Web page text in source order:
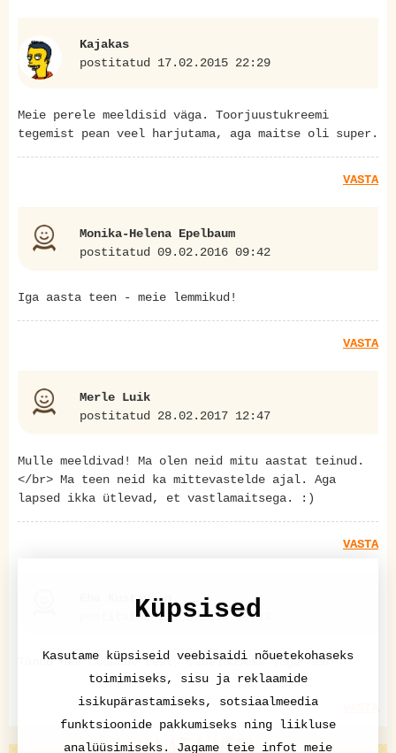
Kajakas
postitatud 17.02.2015 22:29
Meie perele meeldisid väga. Toorjuustukreemi
tegemist pean veel harjutama, aga maitse oli super.
VASTA
Monika-Helena Epelbaum
postitatud 09.02.2016 09:42
Iga aasta teen - meie lemmikud!
VASTA
Merle Luik
postitatud 28.02.2017 12:47
Mulle meeldivad! Ma olen neid mitu aastat teinud.
</br> Ma teen neid ka mittevastelde ajal. Aga
lapsed ikka ütlevad, et vastlamaitsega. :)
VASTA
Eha Kustavson
postitatud 13.02.2018 08:23
Tänud hea nõuande eest, vahelduseks väga hea!
Küpsised
Kasutame küpsiseid veebisaidi nõuetekohaseks
toimimiseks, sisu ja reklaamide
isikupärastamiseks, sotsiaalmeedia
funktsioonide pakkumiseks ning liikluse
analüüsimiseks. Jagame teie infot meie